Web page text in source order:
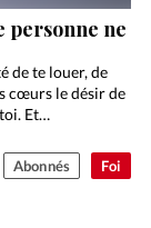
Foi
personne ne
de te louer, de
cœurs le désir de
Et…
Abonnés